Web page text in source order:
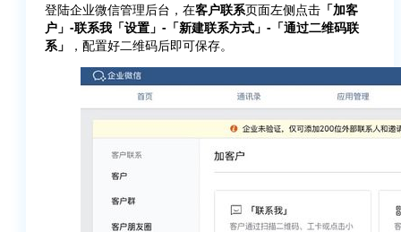
登陆企业微信管理后台，在客户联系页面左侧点击 「加客
户」-联系我「设置」-「新建联系方式」-「通过二维码联
系」
，配置好二维码后即可保存。